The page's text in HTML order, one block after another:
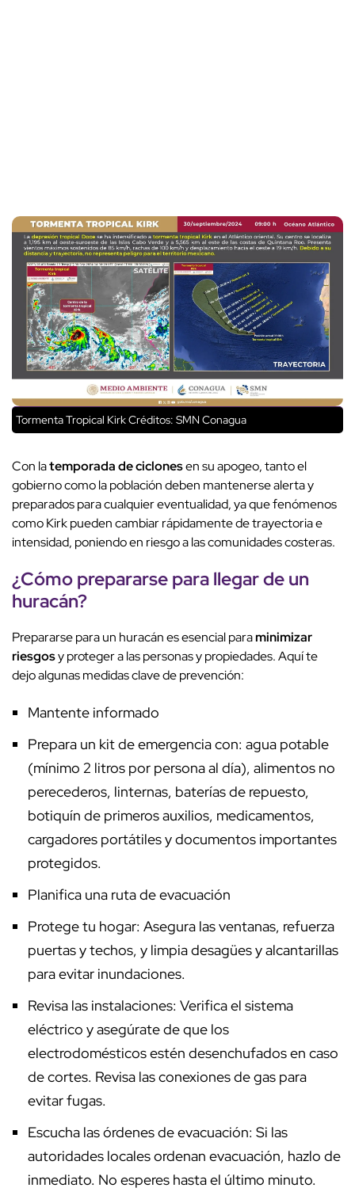
Tormenta Tropical KirkCréditos: SMN Conagua
Con latemporada de ciclonesen su apogeo, tanto el
gobierno como la población deben mantenerse alerta y
preparados para cualquier eventualidad, ya que fenómenos
como Kirk pueden cambiar rápidamente de trayectoria e
intensidad, poniendo en riesgo a las comunidades costeras.
¿Cómo prepararse para llegar de un
huracán?
Prepararse para un huracán es esencial paraminimizar
riesgosy proteger a las personas y propiedades. Aquí te
dejo algunas medidas clave de prevención:
Mantente informado
Prepara un kit de emergencia con: agua potable
(mínimo 2 litros por persona al día), alimentos no
perecederos, linternas, baterías de repuesto,
botiquín de primeros auxilios, medicamentos,
cargadores portátiles y documentos importantes
protegidos.
Planifica una ruta de evacuación
Protege tu hogar: Asegura las ventanas, refuerza
puertas y techos, y limpia desagües y alcantarillas
para evitar inundaciones.
Revisa las instalaciones: Verifica el sistema
eléctrico y asegúrate de que los
electrodomésticos estén desenchufados en caso
de cortes. Revisa las conexiones de gas para
evitar fugas.
Escucha las órdenes de evacuación: Si las
autoridades locales ordenan evacuación, hazlo de
inmediato. No esperes hasta el último minuto.